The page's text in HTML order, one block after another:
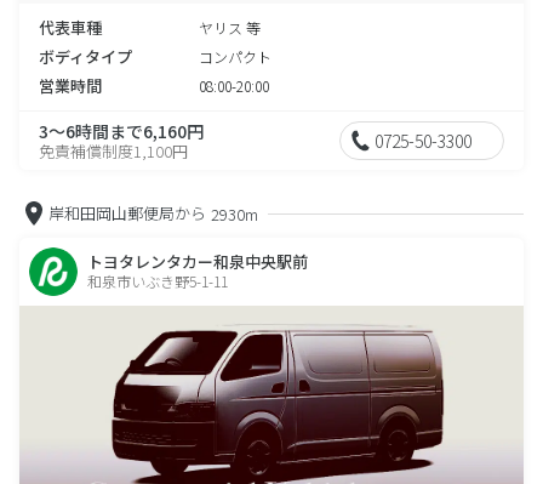
代表車種 ヤリス 等
ボディタイプ コンパクト
営業時間 08:00-20:00
3～6時間まで6,160円
免責補償制度1,100円 0725-50-3300
岸和田岡山郵便局から 2930m
トヨタレンタカー和泉中央駅前
和泉市いぶき野5-1-11